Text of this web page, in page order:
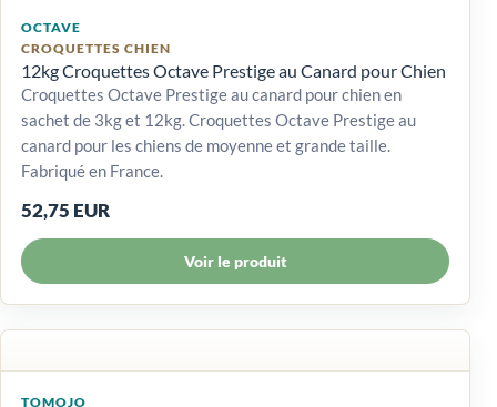
OCTAVE
CROQUETTES CHIEN
12kg Croquettes Octave Prestige au Canard pour Chien
Croquettes Octave Prestige au canard pour chien en
sachet de 3kg et 12kg. Croquettes Octave Prestige au
canard pour les chiens de moyenne et grande taille.
Fabriqué en France.
52,75 EUR
Voir le produit
TOMOJO